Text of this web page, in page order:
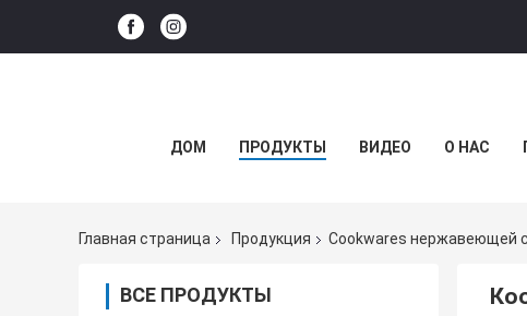
ДОМ ПРОДУКТЫ ВИДЕО О НАС
Главная страница Продукция Cookwares нержавеющей
ВСЕ ПРОДУКТЫ